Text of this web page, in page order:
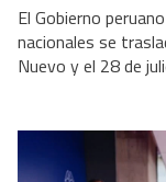
El Gobierno
nacionales se
Nuevo y el 28 de